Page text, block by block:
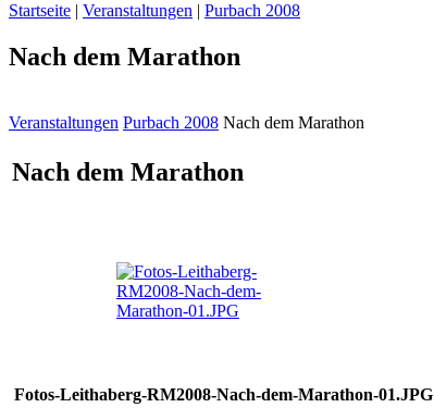
Startseite | Veranstaltungen | Purbach 2008
Nach dem Marathon
Veranstaltungen Purbach 2008 Nach dem Marathon
Nach dem Marathon
Fotos-Leithaberg-RM2008-Nach-dem-Marathon-01.JPG